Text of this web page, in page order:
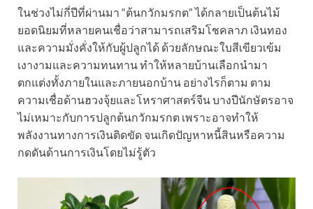
ในช่วงไม่กี่ปีที่ผ่านมา “ต้นกวักมรกต” ได้กลายเป็นต้นไม้
ยอดนิยมที่หลายคนเชื่อว่าสามารถเสริมโชคลาภ เงินทอง
และความมั่งคั่งให้กับผู้ปลูกได้ ด้วยลักษณะใบสีเขียวเข้ม
เงางามและความทนทาน ทำให้หลายบ้านเลือกนำมา
ตกแต่งทั้งภายในและภายนอกบ้าน อย่างไรก็ตาม ตาม
ความเชื่อด้านฮวงจุ้ยและโหราศาสตร์จีน บางปีนักษัตรอาจ
ไม่เหมาะกับการปลูกต้นกวักมรกต เพราะอาจทำให้
พลังงานทางการเงินติดขัด จนเกิดปัญหาหนี้สินหรือความ
กดดันด้านการเงินโดยไม่รู้ตัว